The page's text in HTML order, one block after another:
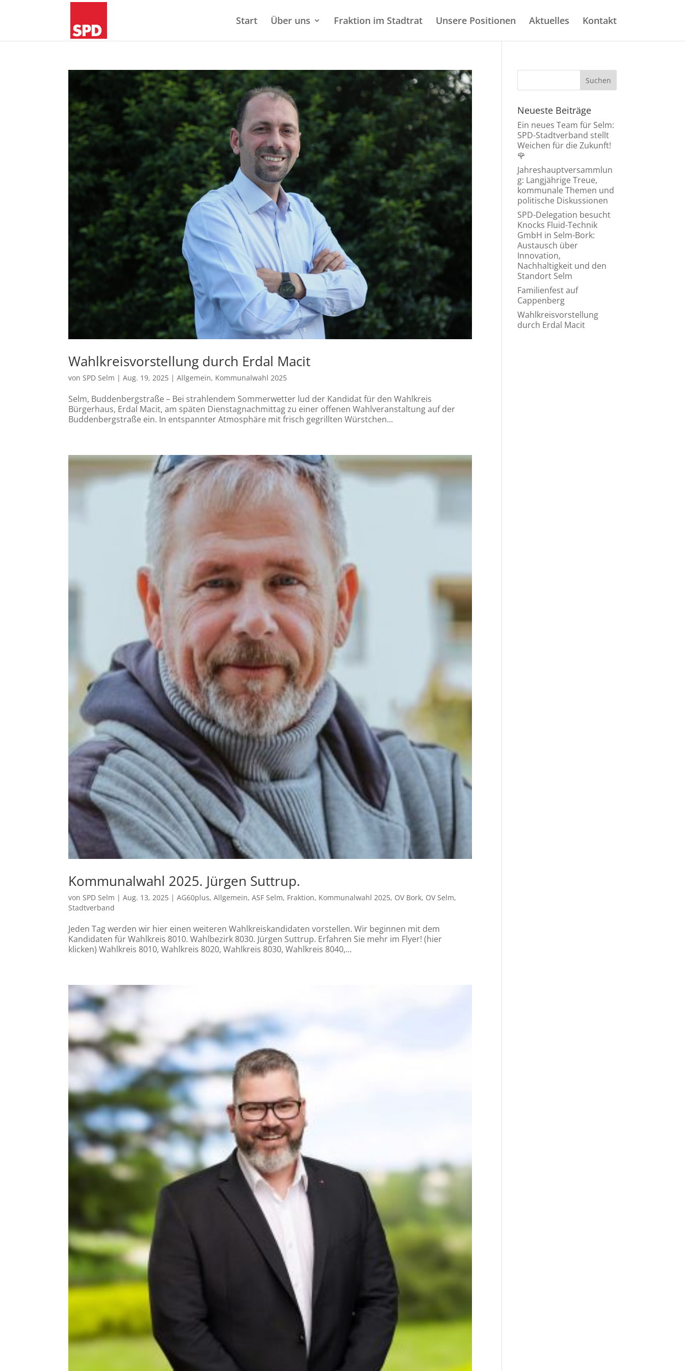
Start Über uns Fraktion im Stadtrat Unsere Positionen Aktuelles Kontakt
Wahlkreisvorstellung durch Erdal Macit
vonSPD Selm |Aug. 19, 2025 |Allgemein, Kommunalwahl 2025
Selm, Buddenbergstraße – Bei strahlendem Sommerwetter lud der Kandidat für den Wahlkreis
Bürgerhaus, Erdal Macit, am späten Dienstagnachmittag zu einer offenen Wahlveranstaltung auf der
Buddenbergstraße ein. In entspannter Atmosphäre mit frisch gegrillten Würstchen...
Kommunalwahl 2025. Jürgen Suttrup.
vonSPD Selm |Aug. 13, 2025 |AG60plus,Allgemein,ASF Selm, Fraktion, Kommunalwahl 2025, OV Bork, OV Selm,
Stadtverband
Jeden Tag werden wir hier einen weiteren Wahlkreiskandidaten vorstellen. Wir beginnen mit dem
Kandidaten für Wahlkreis 8010. Wahlbezirk 8030. Jürgen Suttrup. Erfahren Sie mehr im Flyer! (hier
klicken) Wahlkreis 8010, Wahlkreis 8020, Wahlkreis 8030, Wahlkreis 8040,...
Neueste Beiträge
Ein neues Team für Selm:
SPD-Stadtverband stellt
Weichen für die Zukunft!
🌹
Jahreshauptversammlun
g: Langjährige Treue,
kommunale Themen und
politische Diskussionen
SPD-Delegation besucht
Knocks Fluid-Technik
GmbH in Selm-Bork:
Austausch über
Innovation,
Nachhaltigkeit und den
Standort Selm
Familienfest auf
Cappenberg
Wahlkreisvorstellung
durch Erdal Macit